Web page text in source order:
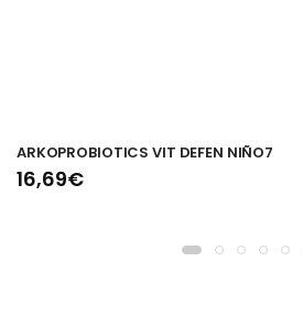
ARKOPROBIOTICS VIT DEFEN NIÑO7
16,69€